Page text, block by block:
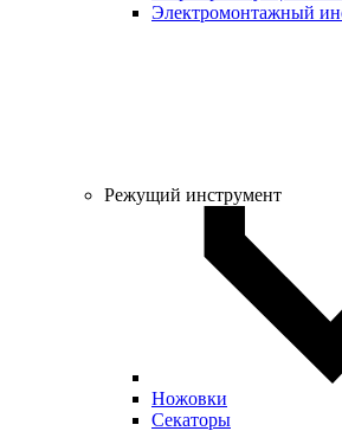
Электромонтажный
Режущий инструмент
Ножовки
Секаторы